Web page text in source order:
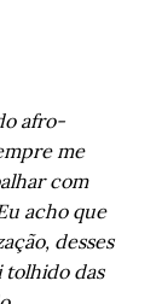
afro-
me
com
acho que
desses
tolhido das